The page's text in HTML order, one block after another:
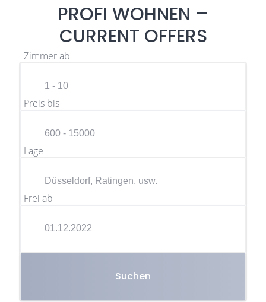
PROFI WOHNEN –
CURRENT OFFERS
Zimmer ab
Preis bis
Lage
Frei ab
Suchen